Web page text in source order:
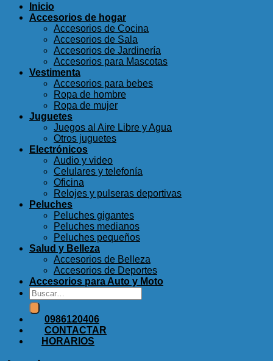
Inicio
Accesorios de hogar
Accesorios de Cocina
Accesorios de Sala
Accesorios de Jardinería
Accesorios para Mascotas
Vestimenta
Accesorios para bebes
Ropa de hombre
Ropa de mujer
Juguetes
Juegos al Aire Libre y Agua
Otros juguetes
Electrónicos
Audio y video
Celulares y telefonía
Oficina
Relojes y pulseras deportivas
Peluches
Peluches gigantes
Peluches medianos
Peluches pequeños
Salud y Belleza
Accesorios de Belleza
Accesorios de Deportes
Accesorios para Auto y Moto
Buscar
por:
0986120406
CONTACTAR
HORARIOS